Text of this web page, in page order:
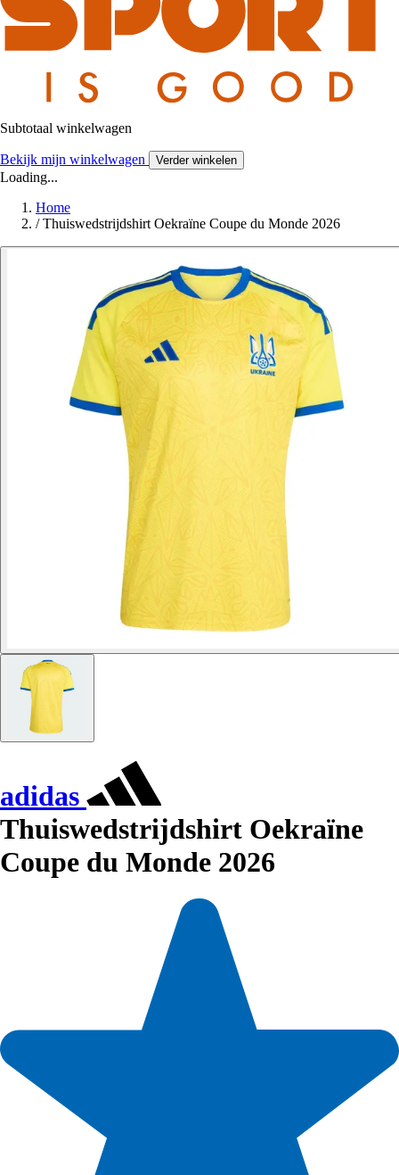
Subtotaal winkelwagen
Bekijk mijn winkelwagen Verder winkelen
Loading...
Home
/ Thuiswedstrijdshirt Oekraïne Coupe du Monde 2026
adidas
Thuiswedstrijdshirt Oekraïne
Coupe du Monde 2026